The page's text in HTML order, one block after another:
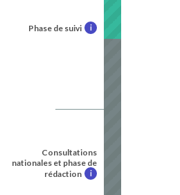
Phase de suivi i
Consultations
nationales et phase de
rédaction
i